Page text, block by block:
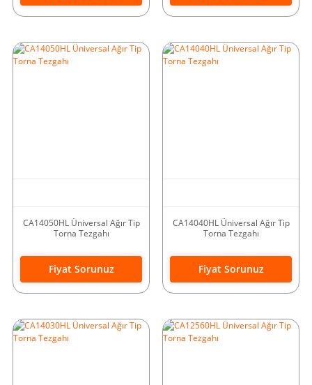
CA14050HL Üniversal Ağır Tip
Torna Tezgahı
Fiyat Sorunuz
CA14040HL Üniversal Ağır Tip
Torna Tezgahı
Fiyat Sorunuz